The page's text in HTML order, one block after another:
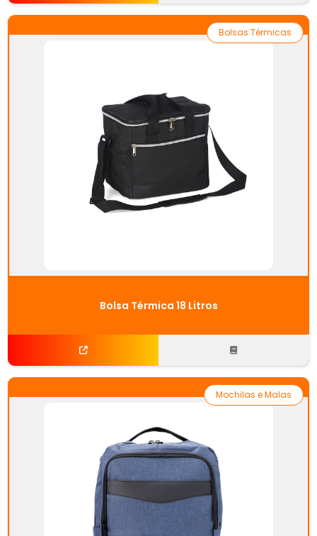
Bolsa Térmica 18 Litros
Bolsas Térmicas
Mochilas e Malas